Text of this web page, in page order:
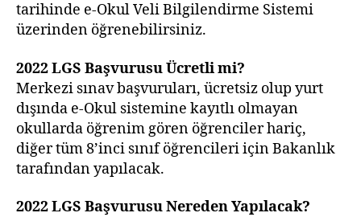
tarihinde e-Okul Veli Bilgilendirme Sistemi
üzerinden öğrenebilirsiniz.
2022 LGS Başvurusu Ücretli mi?
Merkezi sınav başvuruları, ücretsiz olup yurt
dışında e-Okul sistemine kayıtlı olmayan
okullarda öğrenim gören öğrenciler hariç,
diğer tüm 8’inci sınıf öğrencileri için Bakanlık
tarafından yapılacak.
2022 LGS Başvurusu NeredenYapılacak?